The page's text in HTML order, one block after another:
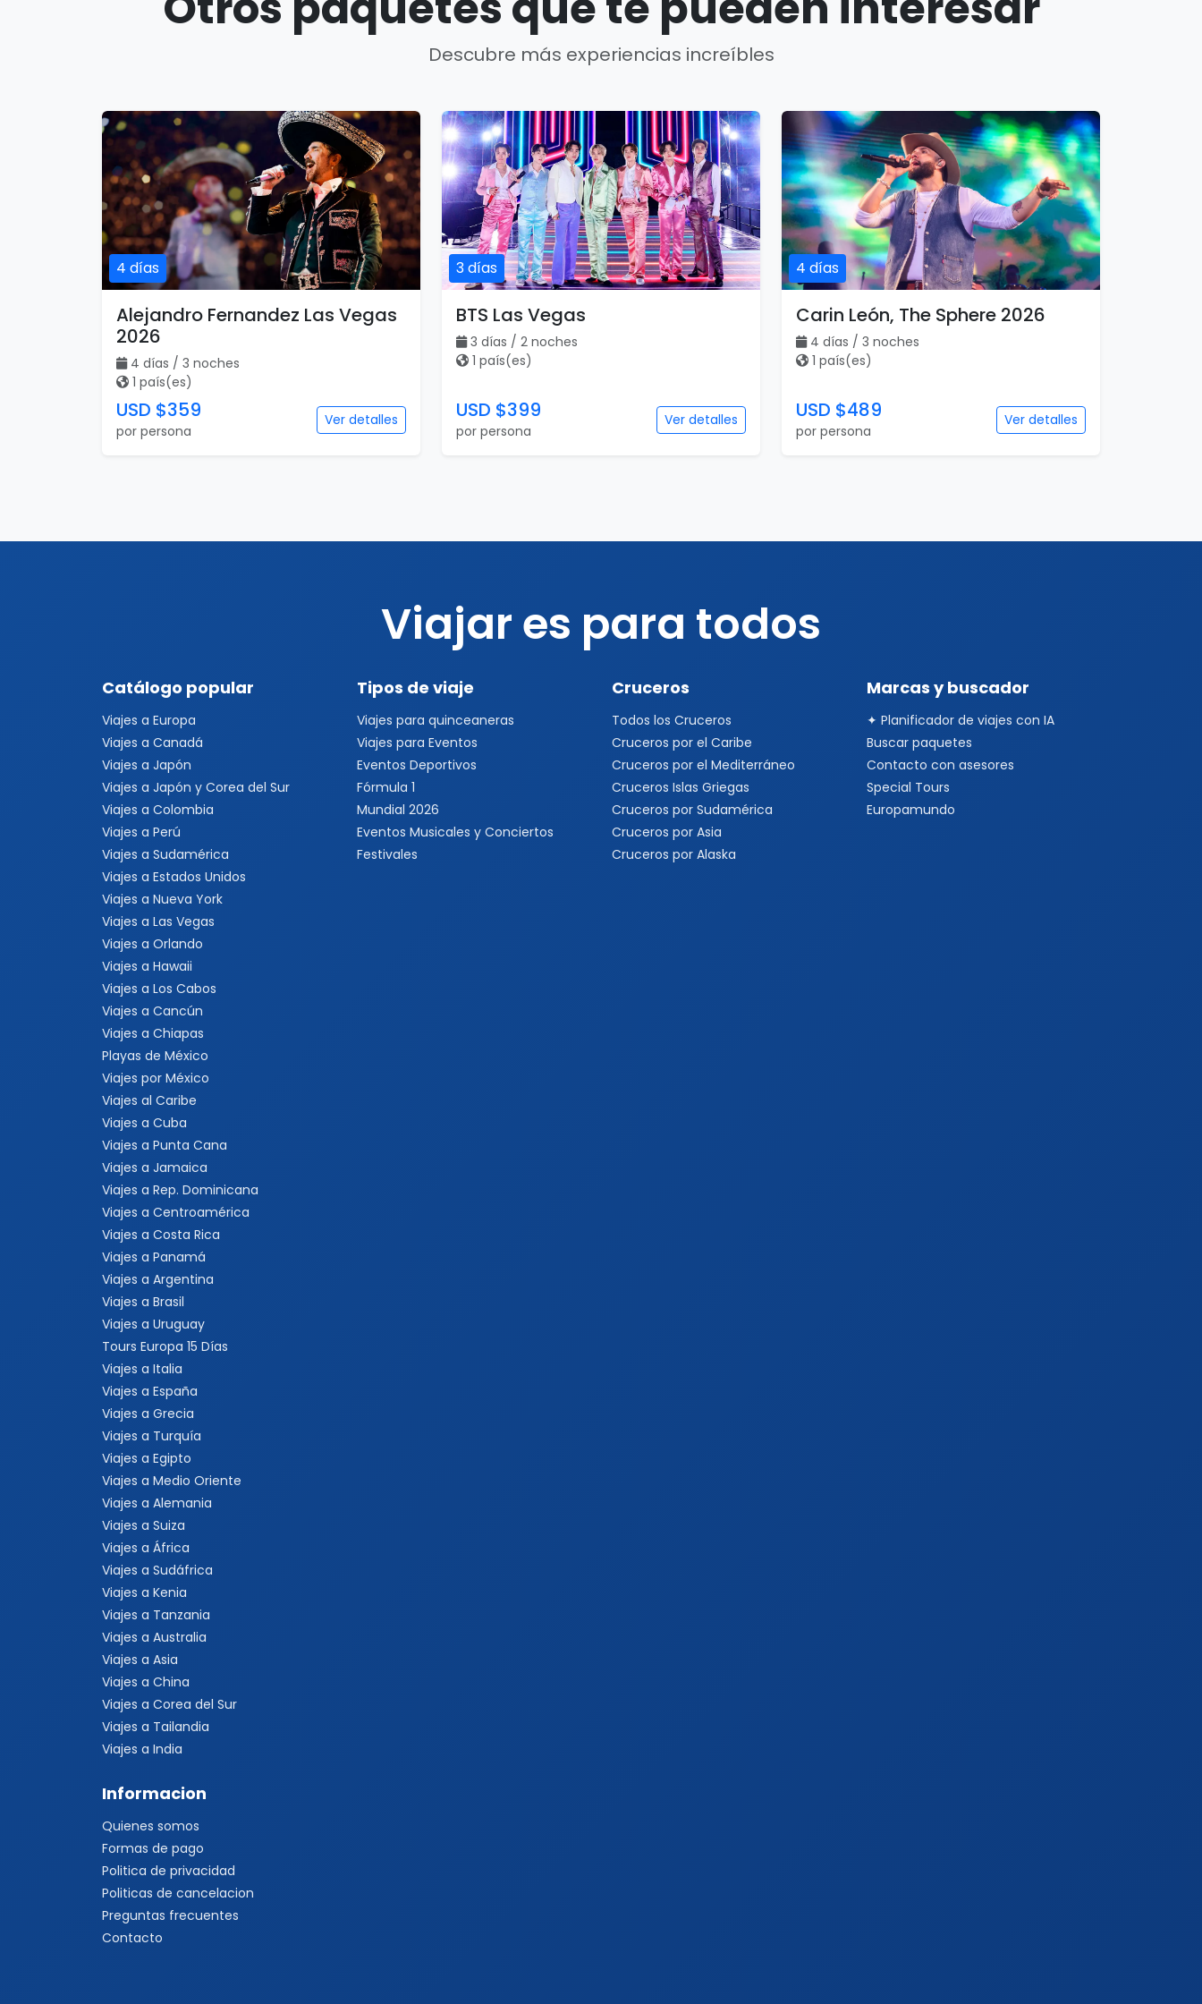
Descubre más experiencias increíbles
4 días
Alejandro Fernandez Las Vegas
2026
4 días / 3 noches
1 país(es)
USD $359
por persona
Ver detalles
3 días
BTS Las Vegas
3 días / 2 noches
1 país(es)
USD $399
por persona
Ver detalles
4 días
Carin León, The Sphere 2026
4 días / 3 noches
1 país(es)
USD $489
por persona
Ver detalles
Viajar es para todos
Catálogo popular
Viajes a Europa
Viajes a Canadá
Viajes a Japón
Viajes a Japón y Corea del Sur
Viajes a Colombia
Viajes a Perú
Viajes a Sudamérica
Viajes a Estados Unidos
Viajes a Nueva York
Viajes a Las Vegas
Viajes a Orlando
Viajes a Hawaii
Viajes a Los Cabos
Viajes a Cancún
Viajes a Chiapas
Playas de México
Viajes por México
Viajes al Caribe
Viajes a Cuba
Viajes a Punta Cana
Viajes a Jamaica
Viajes a Rep. Dominicana
Viajes a Centroamérica
Viajes a Costa Rica
Viajes a Panamá
Viajes a Argentina
Viajes a Brasil
Viajes a Uruguay
Tours Europa 15 Días
Viajes a Italia
Viajes a España
Viajes a Grecia
Viajes a Turquía
Viajes a Egipto
Viajes a Medio Oriente
Viajes a Alemania
Viajes a Suiza
Viajes a África
Viajes a Sudáfrica
Viajes a Kenia
Viajes a Tanzania
Viajes a Australia
Viajes a Asia
Viajes a China
Viajes a Corea del Sur
Viajes a Tailandia
Viajes a India
Tipos de viaje
Viajes para quinceaneras
Viajes para Eventos
Eventos Deportivos
Fórmula 1
Mundial 2026
Eventos Musicales y Conciertos
Festivales
Cruceros
Todos los Cruceros
Cruceros por el Caribe
Cruceros por el Mediterráneo
Cruceros Islas Griegas
Cruceros por Sudamérica
Cruceros por Asia
Cruceros por Alaska
Marcas y buscador
✦ Planificador de viajes con IA
Buscar paquetes
Contacto con asesores
Special Tours
Europamundo
Informacion
Quienes somos
Formas de pago
Politica de privacidad
Politicas de cancelacion
Preguntas frecuentes
Contacto